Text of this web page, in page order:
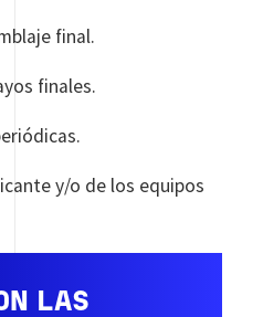
final.
finales.
y/o de los equipos
LAS